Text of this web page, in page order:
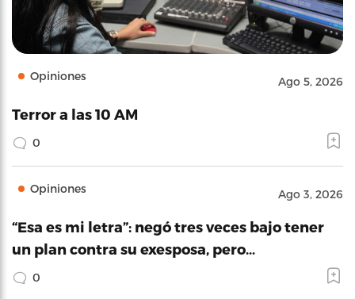
Opiniones Ago 5, 2026
Terror a las 10 AM
0
Opiniones Ago 3, 2026
“Esa es mi letra”: negó tres veces bajo tener
un plan contra su exesposa, pero…
0